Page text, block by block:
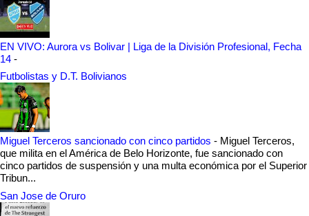
EN VIVO: Aurora vs Bolivar | Liga de la División Profesional, Fecha
14 -
Futbolistas y D.T. Bolivianos
Miguel Terceros sancionado con cinco partidos - Miguel Terceros,
que milita en el América de Belo Horizonte, fue sancionado con
cinco partidos de suspensión y una multa económica por el Superior
Tribun...
San Jose de Oruro